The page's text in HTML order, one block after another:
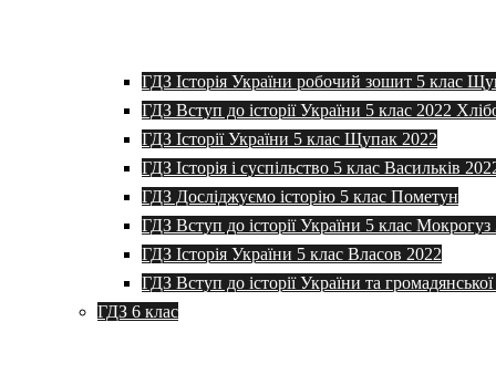
ГДЗ Історія України робочий зошит 5 клас
ГДЗ Вступ до історії України 5 клас 2022
ГДЗ Історії України 5 клас Щупак 2022
ГДЗ Історія і суспільство 5 клас Васильків
ГДЗ Досліджуємо історію 5 клас Пометун
ГДЗ Вступ до історії України 5 клас Мокрогуз
ГДЗ Історія України 5 клас Власов 2022
ГДЗ Вступ до історії України та
ГДЗ 6 клас